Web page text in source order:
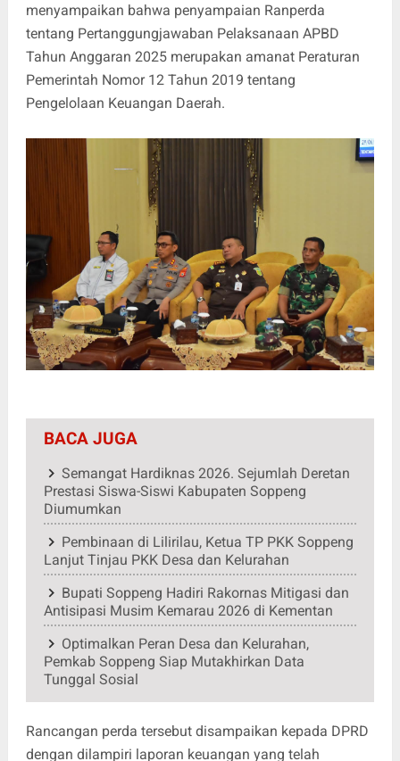
menyampaikan bahwa penyampaian Ranperda
tentang Pertanggungjawaban Pelaksanaan APBD
Tahun Anggaran 2025 merupakan amanat Peraturan
Pemerintah Nomor 12 Tahun 2019 tentang
Pengelolaan Keuangan Daerah.
BACA JUGA
Semangat Hardiknas 2026. Sejumlah Deretan
Prestasi Siswa-Siswi Kabupaten Soppeng
Diumumkan
Pembinaan di Lilirilau, Ketua TP PKK Soppeng
Lanjut Tinjau PKK Desa dan Kelurahan
Bupati Soppeng Hadiri Rakornas Mitigasi dan
Antisipasi Musim Kemarau 2026 di Kementan
Optimalkan Peran Desa dan Kelurahan,
Pemkab Soppeng Siap Mutakhirkan Data
Tunggal Sosial
Rancangan perda tersebut disampaikan kepada DPRD
dengan dilampiri laporan keuangan yang telah